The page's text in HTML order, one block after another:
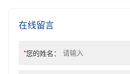
在线留言
*您的姓名：